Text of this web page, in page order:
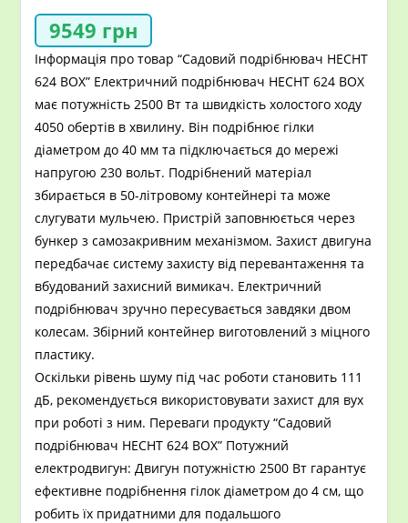
9549 грн
Інформація про товар “Садовий подрібнювач HECHT
624 BOX” Електричний подрібнювач HECHT 624 BOX
має потужність 2500 Вт та швидкість холостого ходу
4050 обертів в хвилину. Він подрібнює гілки
діаметром до 40 мм та підключається до мережі
напругою 230 вольт. Подрібнений матеріал
збирається в 50-літровому контейнері та може
слугувати мульчею. Пристрій заповнюється через
бункер з самозакривним механізмом. Захист двигуна
передбачає систему захисту від перевантаження та
вбудований захисний вимикач. Електричний
подрібнювач зручно пересувається завдяки двом
колесам. Збірний контейнер виготовлений з міцного
пластику.
Оскільки рівень шуму під час роботи становить 111
дБ, рекомендується використовувати захист для вух
при роботі з ним. Переваги продукту “Садовий
подрібнювач HECHT 624 BOX” Потужний
електродвигун: Двигун потужністю 2500 Вт гарантує
ефективне подрібнення гілок діаметром до 4 см, що
робить їх придатними для подальшого